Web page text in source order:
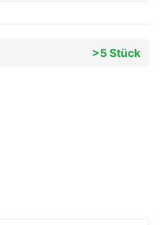
>5 Stück